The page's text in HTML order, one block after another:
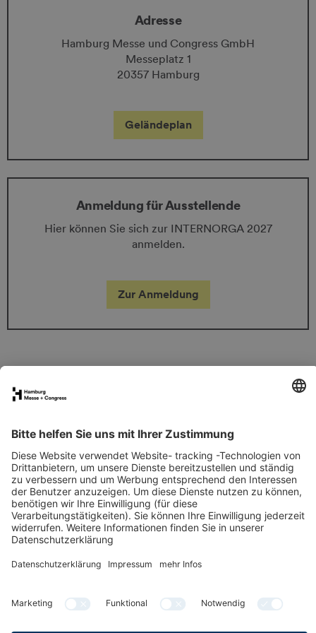
Adresse
Hamburg Messe und Congress GmbH
Messeplatz 1
20357 Hamburg
Geländeplan
Anmeldung für Ausstellende
Hier können Sie sich zur INTERNORGA 2027
anmelden.
Zur Anmeldung
eNews
Kontakt
Presse
Newsletter
LinkedIn
Instagram
YouTube
Facebook